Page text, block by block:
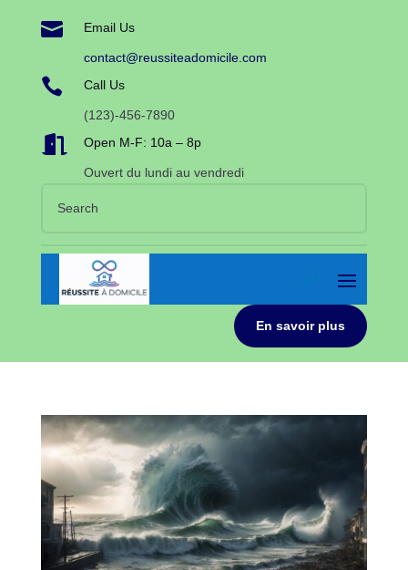
 Email Us
contact@reussiteadomicile.com
 Call Us
(123)-456-7890
 Open M-F: 10a – 8p
Ouvert du lundi au vendredi
En savoir plus